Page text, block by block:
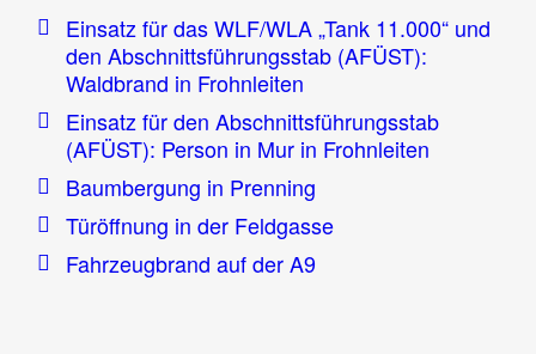
Einsatz für das WLF/WLA „Tank 11.000“ und
den Abschnittsführungsstab (AFÜST):
Waldbrand in Frohnleiten
Einsatz für den Abschnittsführungsstab
(AFÜST): Person in Mur in Frohnleiten
Baumbergung in Prenning
Türöffnung in der Feldgasse
Fahrzeugbrand auf der A9